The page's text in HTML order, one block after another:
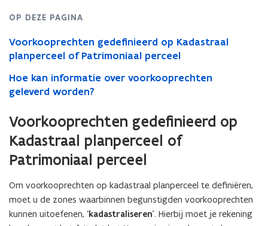
Aanmaken
RVV-
records
OP DEZE PAGINA
Voorkooprechten gedefinieerd op Kadastraal
planperceel of Patrimoniaal perceel
Hoe kan informatie over voorkooprechten
geleverd worden?
Voorkooprechten gedefinieerd op
Kadastraal planperceel of
Patrimoniaal perceel
Om voorkooprechten op kadastraal planperceel te definiëren,
moet u de zones waarbinnen begunstigden voorkooprechten
kunnen uitoefenen, ‘kadastraliseren’. Hierbij moet je rekening